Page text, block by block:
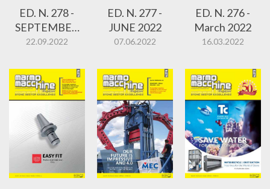
ED. N. 278 -
SEPTEMBER
2022
22.09.2022
ED. N. 277 -
JUNE 2022
07.06.2022
ED. N. 276 -
March 2022
16.03.2022